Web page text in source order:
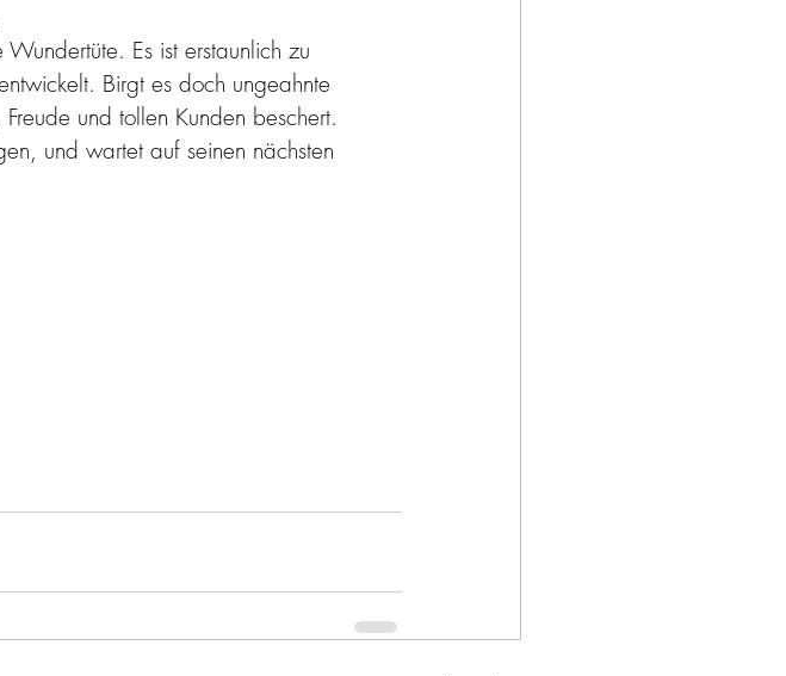
Es ist erstaunlich zu
Birgt es doch ungeahnte
und tollen Kunden beschert.
und wartet auf seinen nächsten